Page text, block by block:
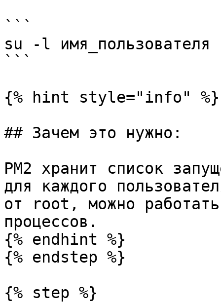
```
su -l имя_пользователя
```
{% hint style="info" %}
## Зачем это нужно:
PM2 хранит список
для каждого
от root, можно
процессов.
{% endhint %}
{% endstep %}
{% step %}